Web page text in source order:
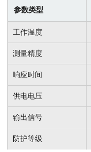
参数类型
工作温度
测量精度
响应时间
供电电压
输出信号
防护等级